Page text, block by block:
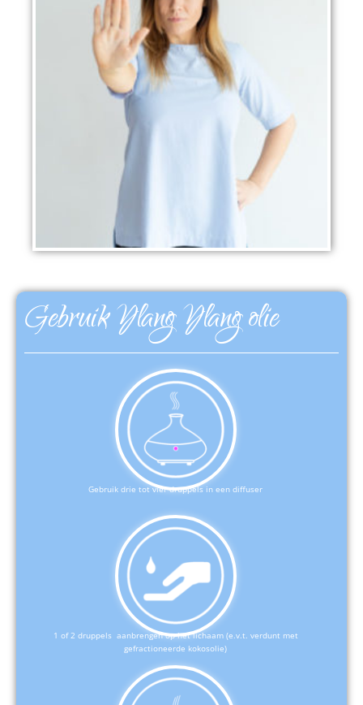
Gebruik Ylang Ylang olie
Gebruik drie tot vier druppels in een diffuser
1 of 2 druppels aanbrengen op het lichaam (e.v.t. verdunt met
gefractioneerde kokosolie)